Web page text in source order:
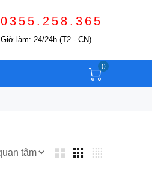
0355.258.365
Giờ làm: 24/24h (T2 - CN)
0